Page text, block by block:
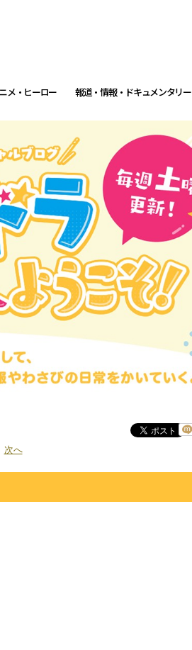
メ・ヒーロー 報道・情報・ドキュメンタリー
次へ